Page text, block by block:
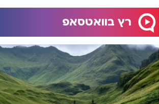
רץ בוואטסאפ